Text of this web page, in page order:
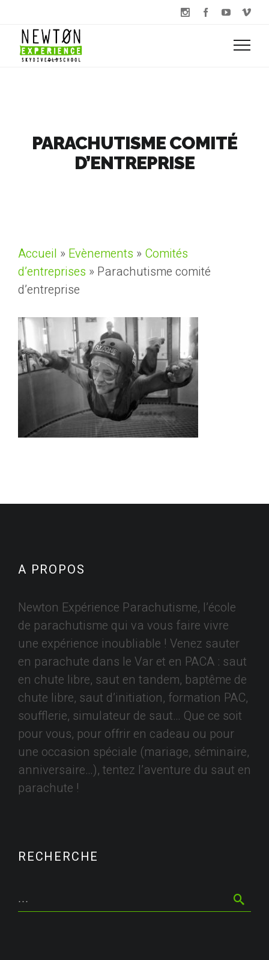
PARACHUTISME COMITÉ
D’ENTREPRISE
Accueil » Evènements » Comités
d’entreprises » Parachutisme comité
d’entreprise
A PROPOS
Newton Expérience Parachutisme, l’école
de parachutisme qui va vous faire vivre
une expérience inoubliable ! Venez sauter
en parachute dans le Var et en PACA : saut
en chute libre, saut en tandem, baptême de
chute libre, saut d’initiation, formation PAC,
soufflerie, simulateur de saut… Que ce soit
pour vous, pour offrir en cadeau ou pour
une occasion spéciale (mariage, séminaire,
anniversaire…), tentez l’aventure du saut en
parachute !
RECHERCHE